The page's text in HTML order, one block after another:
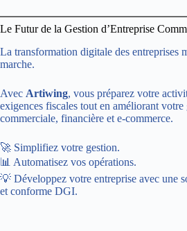
Le Futur de la Gestion d’Entreprise
La transformation digitale des entreprises
marche.
Avec Artiwing, vous préparez votre
exigences fiscales tout en améliorant votre
commerciale, financière et e-commerce.
🚀 Simplifiez votre gestion.
📊 Automatisez vos opérations.
💡 Développez votre entreprise avec une
et conforme DGI.